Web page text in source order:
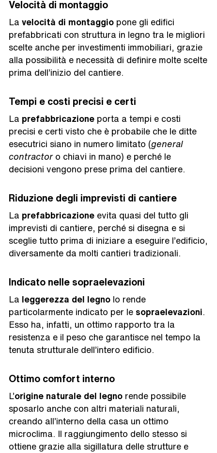
Velocità di montaggio
La velocità di montaggio pone gli edifici
prefabbricati con struttura in legno tra le migliori
scelte anche per investimenti immobiliari, grazie
alla possibilità e necessità di definire molte scelte
prima dell’inizio del cantiere.
Tempi e costi precisi e certi
La prefabbricazione porta a tempi e costi
precisi e certi visto che è probabile che le ditte
esecutrici siano in numero limitato (general
contractoro chiavi in mano) e perché le
decisioni vengono prese prima del cantiere.
Riduzione degli imprevisti di cantiere
La prefabbricazione evita quasi del tutto gli
imprevisti di cantiere, perché si disegna e si
sceglie tutto prima di iniziare a eseguire l’edificio,
diversamente da molti cantieri tradizionali.
Indicato nelle sopraelevazioni
La leggerezza del legno lo rende
particolarmente indicato per le sopraelevazioni
Esso ha, infatti, un ottimo rapporto tra la
resistenza e il peso che garantisce nel tempo la
tenuta strutturale dell’intero edificio.
Ottimo comfort interno
L’origine naturale del legno rende possibile
sposarlo anche con altri materiali naturali,
creando all’interno della casa un ottimo
microclima. Il raggiungimento dello stesso si
ottiene grazie alla sigillatura delle strutture e